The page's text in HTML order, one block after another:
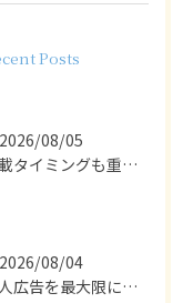
Posts
2026/08/05
掲載タイミングも重要で、業界動向や求職者の活動時期に合わせて...
2026/08/04
求人広告を最大限に活用するためには、ターゲット設定の精度を高...